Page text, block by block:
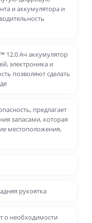
и аккумулятора и
12.0 Aч аккумулятор
электроника и
позволяют сделать
предлагает
запасами, которая
местоположения,
рукоятка
о необходимости